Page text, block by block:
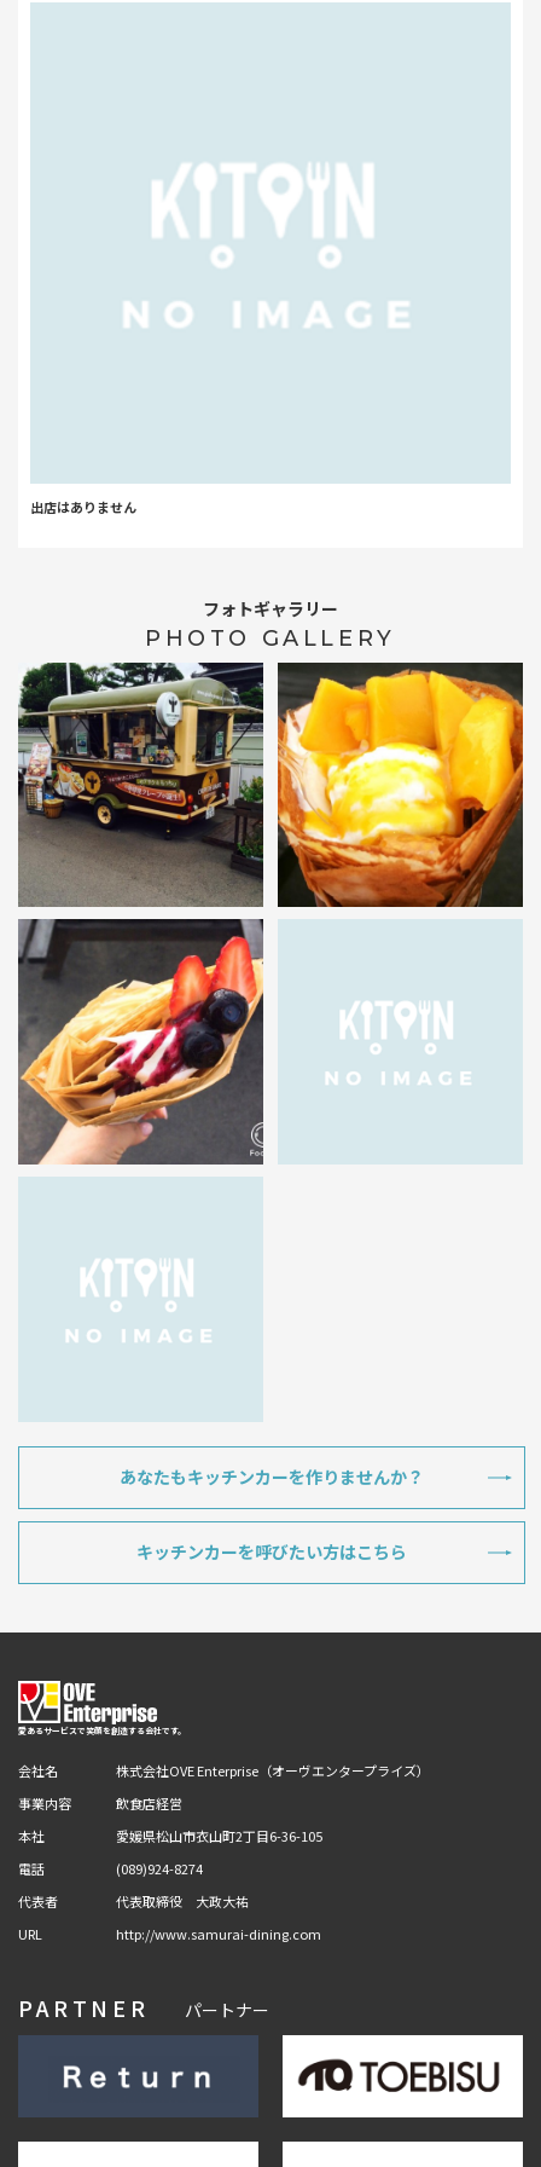
出店はありません
フォトギャラリー
PHOTO GALLERY
あなたもキッチンカーを作りませんか？
キッチンカーを呼びたい方はこちら
愛あるサービスで笑顔を創造する会社です。
会社名
株式会社OVE Enterprise（オーヴエンタープライズ）
事業内容
飲食店経営
本社
愛媛県松山市衣山町2丁目6-36-105
電話
(089)924-8274
代表者
代表取締役 大政大祐
URL
http://www.samurai-dining.com
PARTNER パートナー